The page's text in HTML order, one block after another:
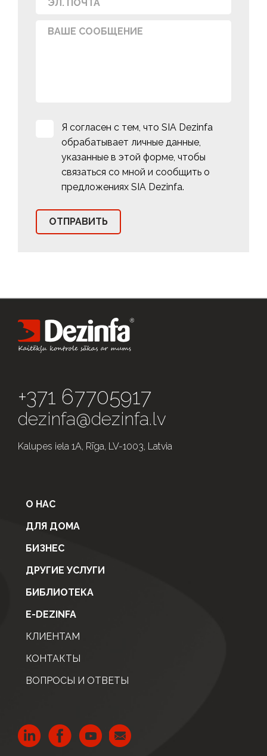
Я согласен с тем, что SIA Dezinfa
обрабатывает личные данные,
указанные в этой форме, чтобы
связаться со мной и сообщить о
предложениях SIA Dezinfa.
+371 67705917
dezinfa@dezinfa.lv
Kalupes iela 1A, Rīga, LV-1003, Latvia
О НАС
ДЛЯ ДОМА
БИЗНЕС
ДРУГИЕ УСЛУГИ
БИБЛИОТЕКА
E-DEZINFA
КЛИЕНТАМ
КОНТАКТЫ
ВОПРОСЫ И ОТВЕТЫ